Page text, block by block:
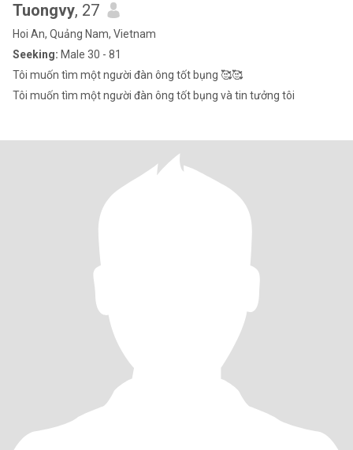
Tuongvy, 27
Hoi An, Quảng Nam, Vietnam
Seeking: Male 30 - 81
Tôi muốn tìm một người đàn ông tốt bụng 🥰🥰
Tôi muốn tìm một người đàn ông tốt bụng và tin tưởng tôi